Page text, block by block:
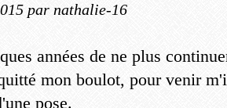
par nathalie-16
années de ne plus
mon boulot, pour venir
pose.